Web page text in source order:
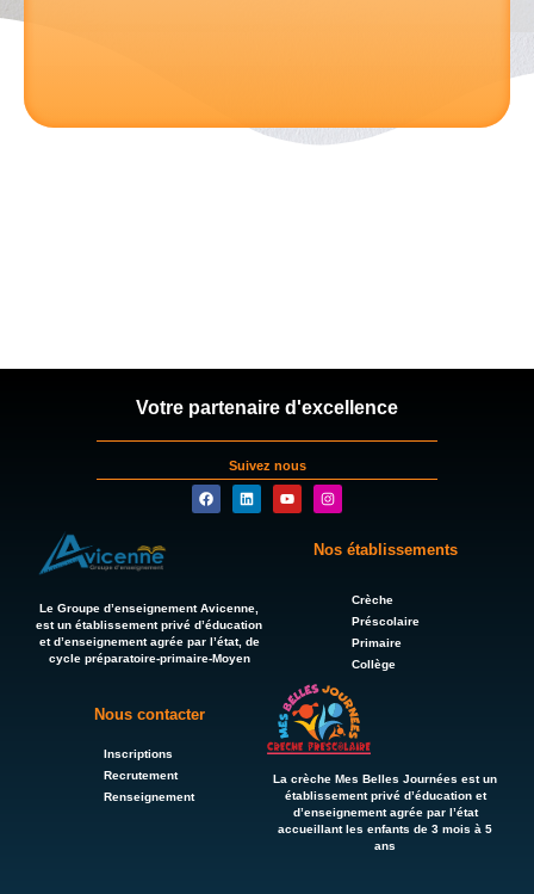
Votre partenaire d'excellence
Suivez nous
Le Groupe d’enseignement Avicenne,
est un établissement privé d’éducation
et d’enseignement agrée par l’état, de
cycle préparatoire-primaire-Moyen
Nos établissements
Crèche
Préscolaire
Primaire
Collège
Nous contacter
Inscriptions
Recrutement
Renseignement
La crèche Mes Belles Journées est un
établissement privé d’éducation et
d’enseignement agrée par l’état
accueillant les enfants de 3 mois à 5
ans